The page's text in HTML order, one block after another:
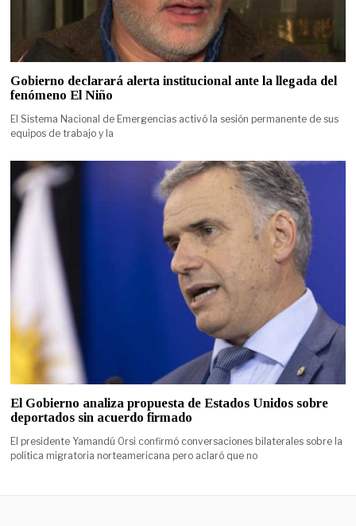
Gobierno declarará alerta institucional ante la llegada del
fenómeno El Niño
El Sistema Nacional de Emergencias activó la sesión permanente de sus
equipos de trabajo y la
El Gobierno analiza propuesta de Estados Unidos sobre
deportados sin acuerdo firmado
El presidente Yamandú Orsi confirmó conversaciones bilaterales sobre la
política migratoria norteamericana pero aclaró que no